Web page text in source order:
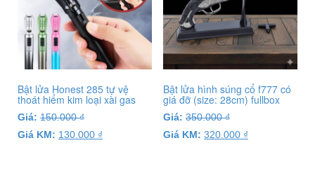
Bật lửa Honest 285 tự vệ
thoát hiểm kim loại xài gas
Giá: 150.000₫
Giá KM: 130.000 ₫
Bật lửa hình súng cổ f777 có
giá đỡ (size: 28cm) fullbox
Giá: 350.000₫
Giá KM: 320.000 ₫